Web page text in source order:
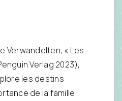
Verwandelten, « Les
Verlag 2023),
les destins
de la famille